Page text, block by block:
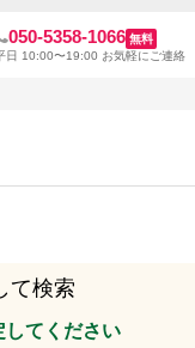
ルスペース一覧
050-5358-1066 無料
日 10:00〜19:00 お気軽にご連絡
て検索
てください